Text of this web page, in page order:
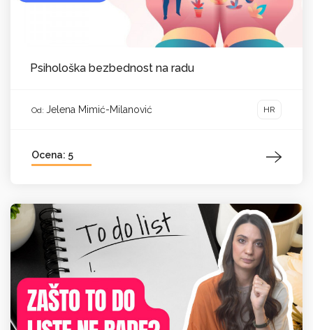
Psihološka bezbednost na radu
Od: Jelena Mimić-Milanović HR
Ocena: 5